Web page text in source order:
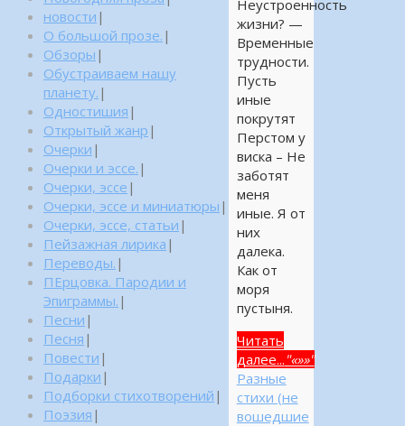
Неустроенность
жизни? —
Временные
трудности.
Пусть
иные
покрутят
Перстом у
виска – Не
заботят
меня
иные. Я от
них
далека.
Как от
моря
пустыня.
Читать
далее... "«»»"
Разные
стихи (не
вошедшие
новости |
О большой прозе. |
Обзоры |
Обустраиваем нашу
планету. |
Одностишия |
Открытый жанр |
Очерки |
Очерки и эссе. |
Очерки, эссе |
Очерки, эссе и миниатюры |
Очерки, эссе, статьи |
Пейзажная лирика |
Переводы. |
ПЕрцовка. Пародии и
Эпиграммы. |
Песни |
Песня |
Повести |
Подарки |
Подборки стихотворений |
Поэзия |